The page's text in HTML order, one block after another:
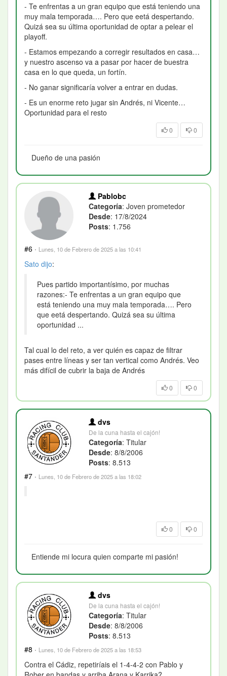
- Te enfrentas a un gran equipo que está teniendo una
muy mala temporada…. Pero que eetá despertando.
Quizá sea su última oportunidad de optar a pelear el
playoff.
- Estamos empezando a corregir resultados en casa…
y nuestro ascenso va a pasar por hacer de buestra
casa en lo que queda, un fortín.
- No ganar significaría volver a entrar en dudas.
- Es un enorme reto jugar sin Andrés, ni Vicente…
Oportunidad para el resto
0 0
Dueño de una pasión
Pablobc
Categoría: Joven prometedor
Desde: 17/8/2024
Posts: 1.756
#6 · Lunes, 10 de Febrero de 2025 a las 10:41
Sato dijo:
Pues partido importantísimo, por muchas
razones:- Te enfrentas a un gran equipo que
está teniendo una muy mala temporada…. Pero
que eetá despertando. Quizá sea su última
oportunidad ...
Tal cual lo del reto, a ver quién es capaz de filtrar
pases entre líneas y ser tan vertical como Andrés. Veo
más difícil de cubrir la baja de Andrés
0 0
dvs
De la cuna hasta el cajón!
Categoría: Titular
Desde: 8/8/2006
Posts: 8.513
#7 · Lunes, 10 de Febrero de 2025 a las 18:02
0 0
Entiende mi locura quien comparte mi pasión!
dvs
De la cuna hasta el cajón!
Categoría: Titular
Desde: 8/8/2006
Posts: 8.513
#8 · Lunes, 10 de Febrero de 2025 a las 18:53
Contra el Cádiz, repetiríais el 1-4-4-2 con Pablo y